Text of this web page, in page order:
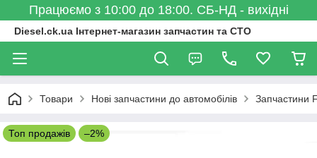
Працюємо з 10:00 до 18:00. СБ-НД - вихідні
Diesel.ck.ua Інтернет-магазин запчастин та СТО
Товари Нові запчастини до автомобілів Запчастини
Топ продажів –2%